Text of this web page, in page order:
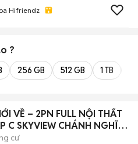
Hifriendz
?
256 GB 512 GB 1 TB
VỀ – 2PN FULL NỘI THẤT
C SKYVIEW CHÁNH NGHĨA,
cư